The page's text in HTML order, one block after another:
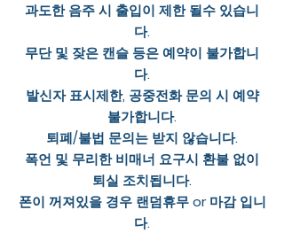
과도한 음주 시 출입이 제한 될수 있습니
다.
무단 및 잦은 캔슬 등은 예약이 불가합니
다.
발신자 표시제한, 공중전화 문의 시 예약
불가합니다.
퇴폐/불법 문의는 받지 않습니다.
폭언 및 무리한 비매너 요구시 환불 없이
퇴실 조치됩니다.
폰이 꺼져있을 경우 랜덤휴무 or 마감 입니
다.